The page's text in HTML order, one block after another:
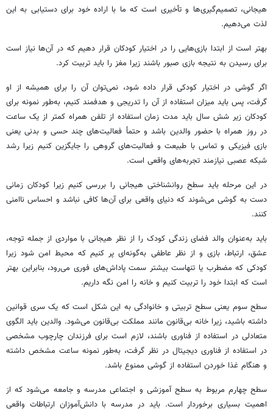
هیجانی، تصمیم‌گیری‌ها و تأخیری است که ما با اراده خود برای دستیابی به این
لذت می‌دهیم.
بهتر است از ابتدا بازی‌هایی را در اختیار کودکان قرار دهیم که در آن‌ها نیاز است
برای رسیدن به نتیجه بازی صبور باشند زیرا مغز را باید تربیت کرد.
اگر گوشی در اختیار کودکی قرار داده شود، نمی‌توان آن را برای همیشه از او
گرفت، پس باید میزان استفاده از آن را تدریجی و هدفمند کنیم، به‌طور نمونه برای
کودکان زیر شش سال باید مدت زمان استفاده از تلفن همراه کمتر از یک ساعت
در روز همراه با حضور والدین باشد و حتماً فعالیت‌های چند حسی و بدنی یعنی
بازی فیزیکی و تماس با طبیعت و فعالیت‌های گروهی را جایگزین کنیم زیرا رشد
شبکه عصبی نیازمند تجربه‌های واقعی است.
در این مرحله باید سطح روانشناختی هیجانی را بررسی کنیم زیرا کودکان زمانی
دست به گوشی می‌شوند که دنیای واقعی برای آن‌ها کافی نباشد و احساس ناامنی
کنند.
باید به‌عنوان والد فضای زندگی کودک را از نظر هیجانی با مواردی از جمله توجه،
عشق، ارتباط، بازی و از نظر عاطفی به‌گونه‌ای پر کنیم که محیط امن شود زیرا
کودکی که مضطرب یا تنهاست بیشتر سمت پاداش‌های فوری می‌رود، بنابراین بهتر
است که ابتدا خود را تربیت کنیم و خانه را امن نگه داریم.
سطح سوم یعنی سطح تربیتی و خانوادگی به این شکل است که یک سری قوانین
داشته باشید، زیرا خانه بی‌قانون مانند مملکت بی‌قانون می‌شود. والدین باید الگوی
متعادلی در استفاده از فناوری باشند، لازم است برای فرزندان چارچوب مشخصی
در استفاده از فناوری دیجیتال در نظر گرفت، به‌طور نمونه ساعت مشخص داشته
و هنگام غذا خوردن استفاده از گوشی ممنوع باشد.
سطح چهارم مربوط به سطح آموزشی و اجتماعی مدرسه و جامعه می‌شود که از
اهمیت بسیاری برخوردار است. باید در مدرسه با دانش‌آموزان ارتباطات واقعی